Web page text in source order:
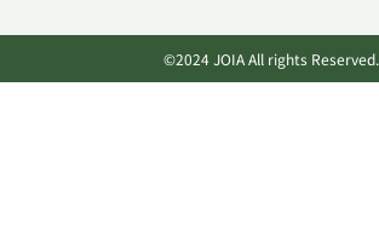
©2024 JOIA All rights Reserved.